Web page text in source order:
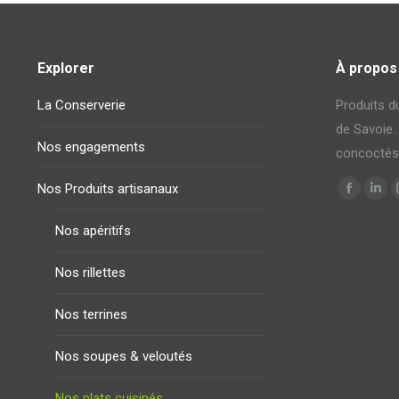
Explorer
La Conserverie
Nos engagements
Nos Produits artisanaux
Nos apéritifs
Nos rillettes
Nos terrines
Nos soupes & veloutés
À propos
Produits
de
Trouvez
La
La